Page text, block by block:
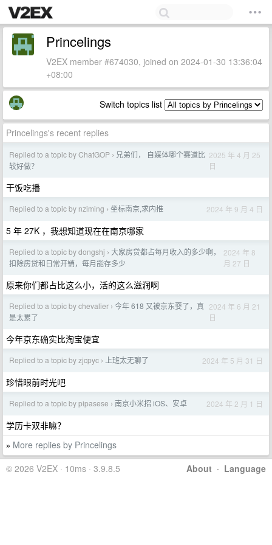
Princelings
V2EX member #674030, joined on 2024-01-30 13:36:04
+08:00
Switch topics list
Princelings's recent replies
Replied to a topic by ChatGOP › 兄弟们， 自媒体哪个赛道比
较好做？
2025 年 4 月 25
日
干饭吃播
Replied to a topic by nziming › 坐标南京,求内推 2024 年 9 月 4 日
5 年 27K ，我想知道现在在南京哪家
Replied to a topic by dongshj › 大家房贷都占每月收入的多少啊，
扣除房贷和日常开销，每月能存多少
2024 年 8
月 27 日
原来你们都占比这么小，活的这么滋润啊
Replied to a topic by chevalier › 今年 618 又被京东耍了，真
是太累了
2024 年 6 月 21
日
今年京东确实比淘宝便宜
Replied to a topic by zjcpyc › 上班太无聊了 2024 年 5 月 31 日
珍惜眼前时光吧
Replied to a topic by pipasese › 南京小米招 iOS、安卓 2024 年 2 月 1 日
学历卡双非嘛？
» More replies by Princelings
About · Language
© 2026 V2EX · 10ms · 3.9.8.5